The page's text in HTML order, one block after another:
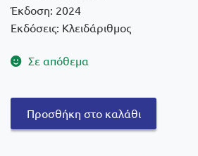
Έκδοση: 2024
Εκδόσεις: Κλειδάριθμος
Σε απόθεμα
Βασιλιάς
Προσθήκη στο καλάθι